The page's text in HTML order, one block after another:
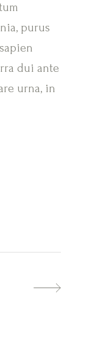
purus
dui ante
urna, in